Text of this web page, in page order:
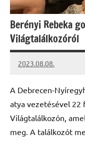
Berényi Rebeka
Világtalálkozóról
2023.08.08.
kovacs.agi
A Debrecen-
atya vezetésével 22
Világtalálkozón,
meg. A találkozót